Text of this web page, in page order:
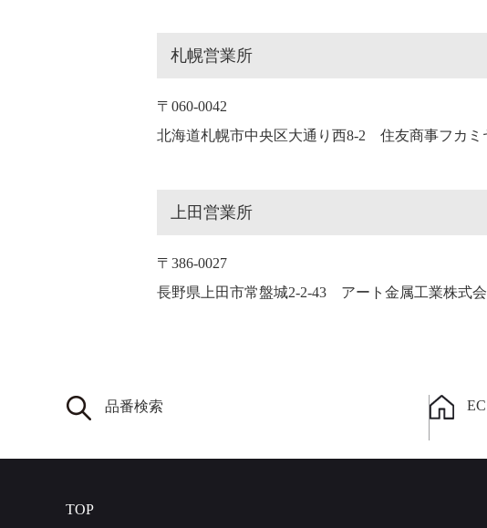
札幌営業所
〒060-0042
北海道札幌市中央区大通り西8-2 住友商事フカミ
上田営業所
〒386-0027
長野県上田市常盤城2-2-43 アート金属工業株式
品番検索
TOP